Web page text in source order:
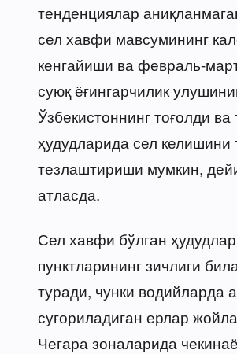
тенденциялар
сел хавфи мавсумининг
кенгайиши ва февраль-
суюқ ёғингарчилик
Ўзбекистоннинг тоғолди ва
ҳудудларида сел келишини
тезлаштириши мумкин,
атласда.
Сел хавфи бўлган
пунктларининг зичлиги
туради, чунки водийларда
суғориладиган ерлар
Чегара зоналарида